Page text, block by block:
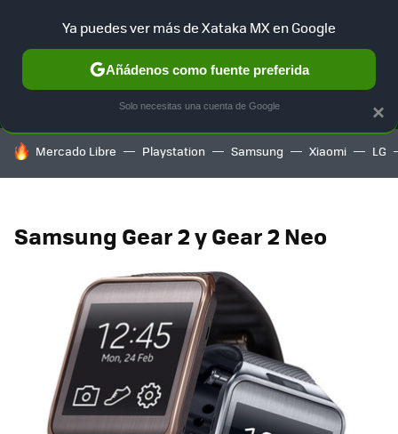
MENÚ NUEVO
GAMING HOME AUTO
HOY SE HABLA DE
Mercado Libre Playstation Samsung Xiaomi LG
Samsung Gear 2 y Gear 2 Neo
×
Ya puedes ver más de Xataka MX en Google
Añádenos como fuente preferida
Solo necesitas una cuenta de Google